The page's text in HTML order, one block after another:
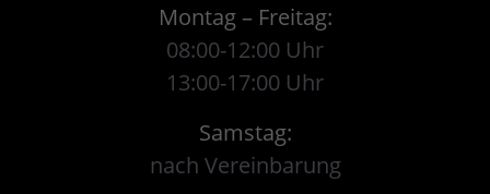
Montag – Freitag:
08:00-12:00 Uhr
13:00-17:00 Uhr
Samstag:
nach Vereinbarung